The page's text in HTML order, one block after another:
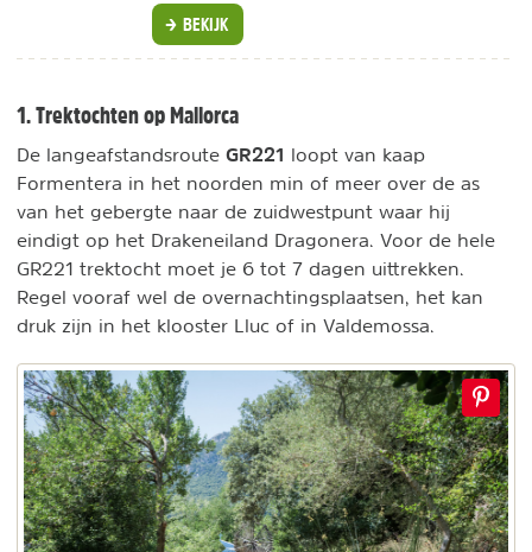
BEKIJK
1. Trektochten op Mallorca
De langeafstandsroute GR221 loopt van kaap
Formentera in het noorden min of meer over de as
van het gebergte naar de zuidwestpunt waar hij
eindigt op het Drakeneiland Dragonera. Voor de hele
GR221 trektocht moet je 6 tot 7 dagen uittrekken.
Regel vooraf wel de overnachtingsplaatsen, het kan
druk zijn in het klooster Lluc of in Valdemossa.